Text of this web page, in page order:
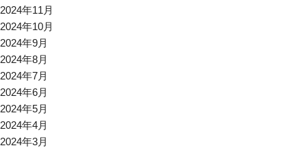
2024年11月
2024年10月
2024年9月
2024年8月
2024年7月
2024年6月
2024年5月
2024年4月
2024年3月